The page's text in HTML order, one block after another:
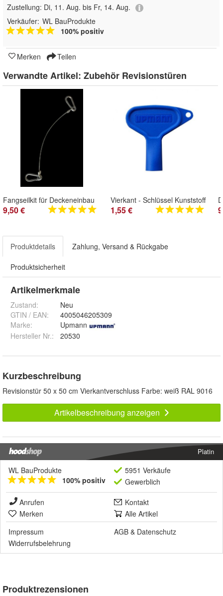
Zustellung: Di, 11. Aug. bis Fr, 14. Aug.
Verkäufer: WL BauProdukte
100% positiv
Merken Teilen
Verwandte Artikel: Zubehör Revisionstüren
Fangseilkit für Deckeneinbau
9,50 €
Vierkant - Schlüssel Kunststoff
1,55 €
Produktdetails Zahlung, Versand & Rückgabe
Produktsicherheit
Artikelmerkmale
Zustand:
Neu
GTIN / EAN:
4005046205309
Marke:
Upmann
Hersteller Nr.:
20530
Kurzbeschreibung
Revisionstür 50 x 50 cm Vierkantverschluss Farbe: weiß RAL 9016
Artikelbeschreibung anzeigen
Platin
WL BauProdukte
100% positiv
5951 Verkäufe
Gewerblich
Anrufen
Kontakt
Merken
Alle Artikel
Impressum
AGB & Datenschutz
Widerrufsbelehrung
Produktrezensionen